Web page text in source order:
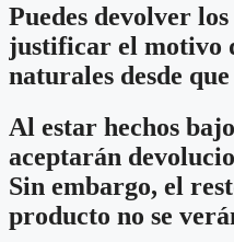
Puedes devolver
justificar el motivo
naturales desde
Al estar hechos
aceptarán
Sin embargo, el
producto no se